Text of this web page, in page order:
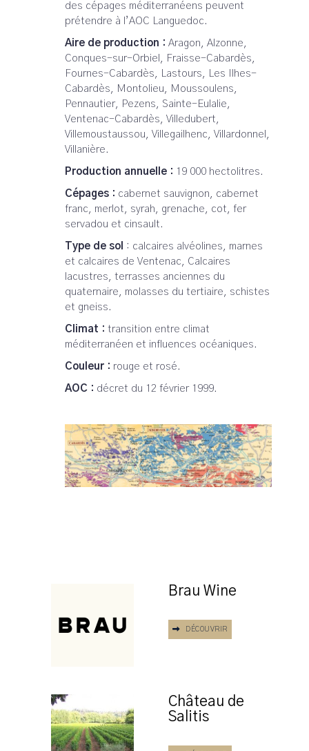
des cépages méditerranéens peuvent
prétendre à l’AOC Languedoc.
Aire de production : Aragon, Alzonne,
Conques-sur-Orbiel, Fraisse-Cabardès,
Fournes-Cabardès, Lastours, Les Ilhes-
Cabardès, Montolieu, Moussoulens,
Pennautier, Pezens, Sainte-Eulalie,
Ventenac-Cabardès, Villedubert,
Villemoustaussou, Villegailhenc, Villardonnel,
Villanière.
Production annuelle : 19 000 hectolitres.
Cépages : cabernet sauvignon, cabernet
franc, merlot, syrah, grenache, cot, fer
servadou et cinsault.
Type de sol : calcaires alvéolines, marnes
et calcaires de Ventenac, Calcaires
lacustres, terrasses anciennes du
quaternaire, molasses du tertiaire, schistes
et gneiss.
Climat : transition entre climat
méditerranéen et influences océaniques.
Couleur : rouge et rosé.
AOC : décret du 12 février 1999.
Brau Wine
DÉCOUVRIR
Château de
Salitis